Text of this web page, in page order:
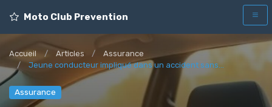
Moto Club Prevention
Accueil Articles
Assurance
Jeune conducteur impliqué dans un accident sans...
Assurance